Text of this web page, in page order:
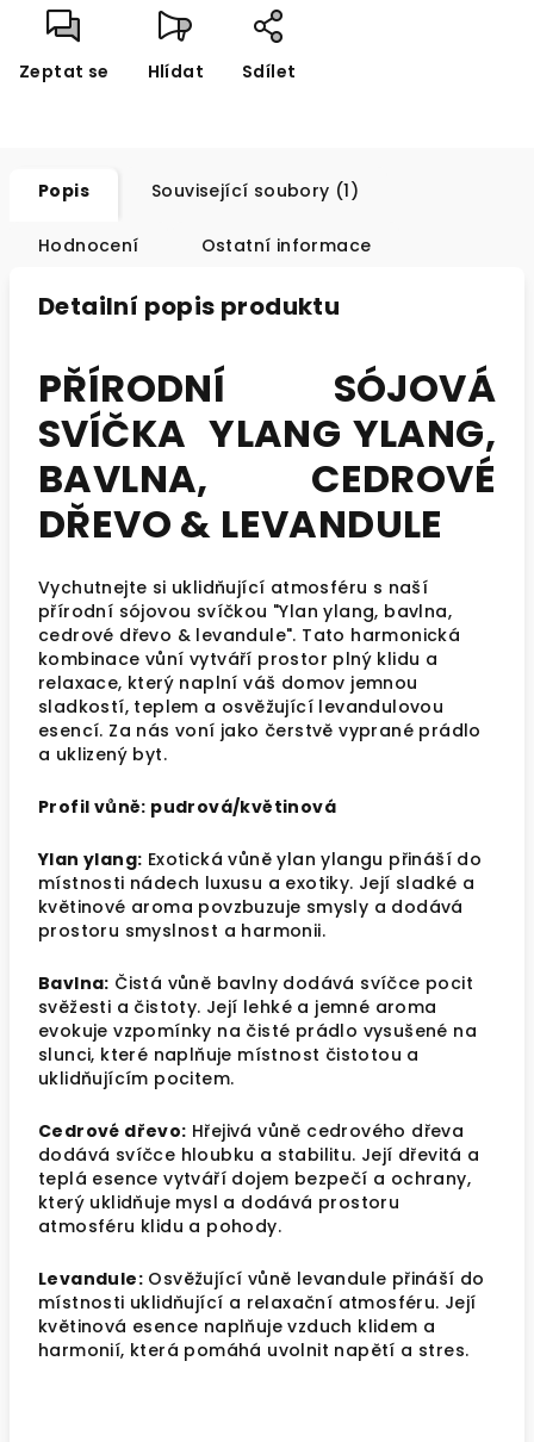
Zeptat se Hlídat Sdílet
Popis Související soubory (1)
Hodnocení Ostatní informace
Detailní popis produktu
PŘÍRODNÍ SÓJOVÁ
SVÍČKA YLANG YLANG,
BAVLNA, CEDROVÉ
DŘEVO & LEVANDULE
Vychutnejte si uklidňující atmosféru s naší
přírodní sójovou svíčkou "Ylan ylang, bavlna,
cedrové dřevo & levandule". Tato harmonická
kombinace vůní vytváří prostor plný klidu a
relaxace, který naplní váš domov jemnou
sladkostí, teplem a osvěžující levandulovou
esencí. Za nás voní jako čerstvě vyprané prádlo
a uklizený byt.
Profil vůně: pudrová/květinová
Ylan ylang: Exotická vůně ylan ylangu přináší do
místnosti nádech luxusu a exotiky. Její sladké a
květinové aroma povzbuzuje smysly a dodává
prostoru smyslnost a harmonii.
Bavlna: Čistá vůně bavlny dodává svíčce pocit
svěžesti a čistoty. Její lehké a jemné aroma
evokuje vzpomínky na čisté prádlo vysušené na
slunci, které naplňuje místnost čistotou a
uklidňujícím pocitem.
Cedrové dřevo: Hřejivá vůně cedrového dřeva
dodává svíčce hloubku a stabilitu. Její dřevitá a
teplá esence vytváří dojem bezpečí a ochrany,
který uklidňuje mysl a dodává prostoru
atmosféru klidu a pohody.
Levandule: Osvěžující vůně levandule přináší do
místnosti uklidňující a relaxační atmosféru. Její
květinová esence naplňuje vzduch klidem a
harmonií, která pomáhá uvolnit napětí a stres.